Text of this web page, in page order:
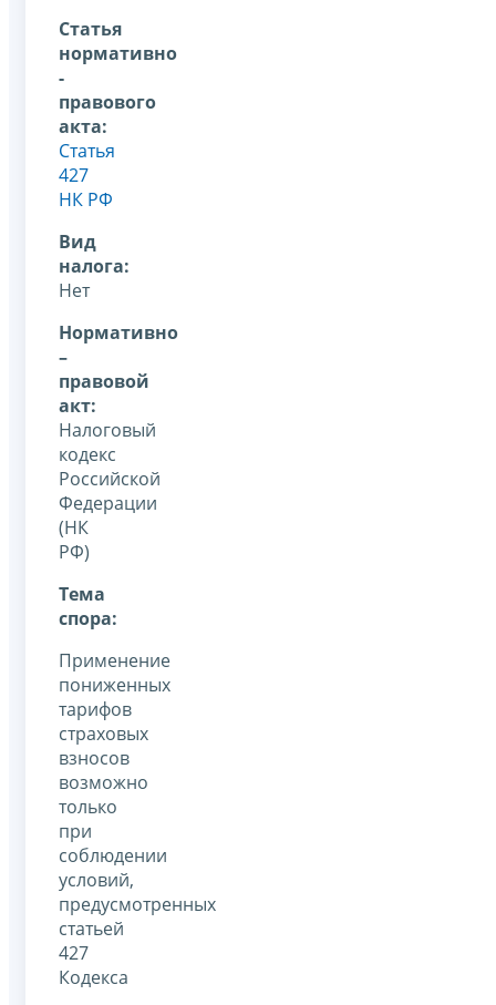
Статья
нормативно
-
правового
акта:
Статья
427
НК РФ
Вид
налога:
Нет
Нормативно
–
правовой
акт:
Налоговый
кодекс
Российской
Федерации
(НК
РФ)
Тема
спора:
Применение
пониженных
тарифов
страховых
взносов
возможно
только
при
соблюдении
условий,
предусмотренных
статьей
427
Кодекса